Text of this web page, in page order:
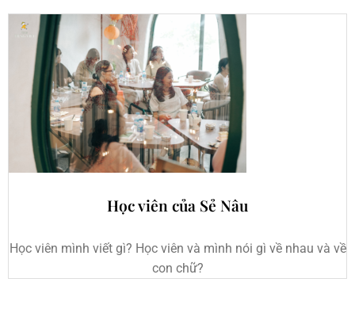
Học viên của Sẻ Nâu
Học viên mình viết gì? Học viên và mình nói gì về nhau và về
con chữ?